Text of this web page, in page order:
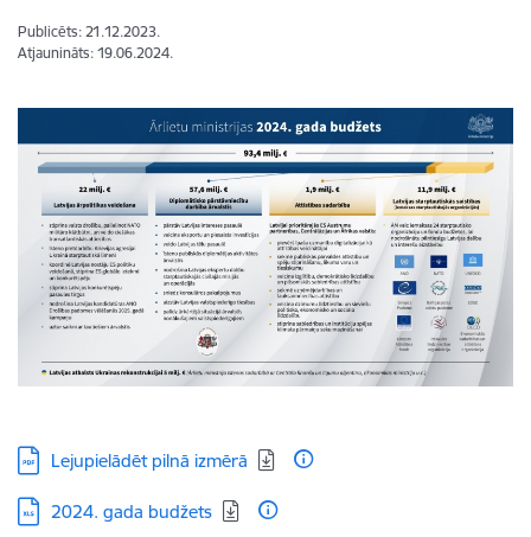
Publicēts: 21.12.2023.
Atjaunināts: 19.06.2024.
Lejupielādēt:
Lejupielādēt pilnā izmērā
Lejupielādēt:
2024. gada budžets